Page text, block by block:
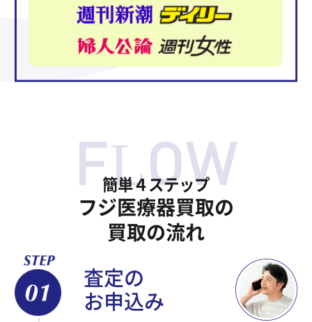
簡単４ステップ
フジ医療器買取の
買取の流れ
査定の
お申込み